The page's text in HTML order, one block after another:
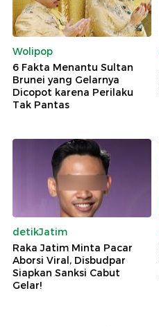
Wolipop
6 Fakta Menantu Sultan
Brunei yang Gelarnya
Dicopot karena Perilaku
Tak Pantas
detikJatim
Raka Jatim Minta Pacar
Aborsi Viral, Disbudpar
Siapkan Sanksi Cabut
Gelar!